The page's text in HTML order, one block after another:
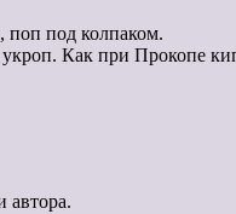
поп под колпаком.
Как при Прокопе
автора.